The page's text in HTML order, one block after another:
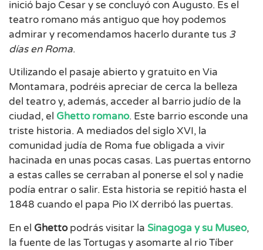
inició bajo Cesar y se concluyó con Augusto. Es el
teatro romano más antiguo que hoy podemos
admirar y recomendamos hacerlo durante tus 3
días en Roma.
Utilizando el pasaje abierto y gratuito en Via
Montamara, podréis apreciar de cerca la belleza
del teatro y, además, acceder al barrio judío de la
ciudad, el Ghetto romano. Este barrio esconde una
triste historia. A mediados del siglo XVI, la
comunidad judía de Roma fue obligada a vivir
hacinada en unas pocas casas. Las puertas entorno
a estas calles se cerraban al ponerse el sol y nadie
podía entrar o salir. Esta historia se repitió hasta el
1848 cuando el papa Pio IX derribó las puertas.
En el Ghettopodrás visitar la Sinagoga y su Museo,
la fuente de las Tortugas y asomarte al rio Tíber